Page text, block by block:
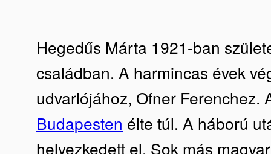
Hegedűs Márta 1921-ban
családban. A harmincas évek
udvarlójához, Ofner Ferenchez.
Budapesten élte túl. A háború
helyezkedett el. Sok más